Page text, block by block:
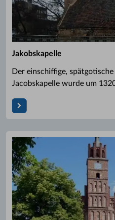
Jakobskapelle
Der einschiffige,
Jacobskapelle wurde um